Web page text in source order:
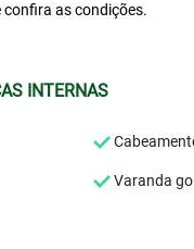
confira as condições.
INTERNAS
Varanda